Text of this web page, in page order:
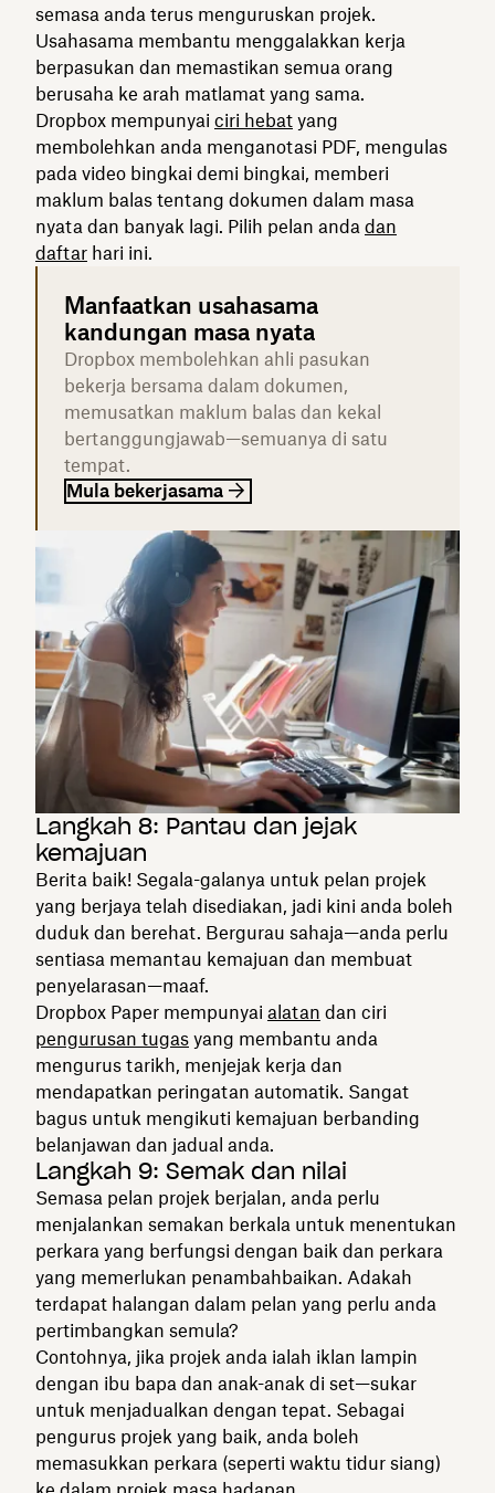
semasa anda terus menguruskan projek.
Usahasama membantu menggalakkan kerja
berpasukan dan memastikan semua orang
berusaha ke arah matlamat yang sama.
Dropbox mempunyai ciri hebat yang
membolehkan anda menganotasi PDF, mengulas
pada video bingkai demi bingkai, memberi
maklum balas tentang dokumen dalam masa
nyata dan banyak lagi. Pilih pelan anda dan
daftar hari ini.
Manfaatkan usahasama
kandungan masa nyata
Dropbox membolehkan ahli pasukan
bekerja bersama dalam dokumen,
memusatkan maklum balas dan kekal
bertanggungjawab—semuanya di satu
tempat.
Mula bekerjasama
Langkah 8: Pantau dan jejak
kemajuan
Berita baik! Segala-galanya untuk pelan projek
yang berjaya telah disediakan, jadi kini anda boleh
duduk dan berehat. Bergurau sahaja—anda perlu
sentiasa memantau kemajuan dan membuat
penyelarasan—maaf.
Dropbox Paper mempunyai alatan dan ciri
pengurusan tugas yang membantu anda
mengurus tarikh, menjejak kerja dan
mendapatkan peringatan automatik. Sangat
bagus untuk mengikuti kemajuan berbanding
belanjawan dan jadual anda.
Langkah 9: Semak dan nilai
Semasa pelan projek berjalan, anda perlu
menjalankan semakan berkala untuk menentukan
perkara yang berfungsi dengan baik dan perkara
yang memerlukan penambahbaikan. Adakah
terdapat halangan dalam pelan yang perlu anda
pertimbangkan semula?
Contohnya, jika projek anda ialah iklan lampin
dengan ibu bapa dan anak-anak di set—sukar
untuk menjadualkan dengan tepat. Sebagai
pengurus projek yang baik, anda boleh
memasukkan perkara (seperti waktu tidur siang)